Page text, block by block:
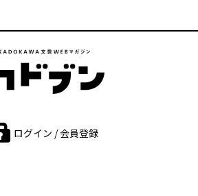
ログイン / 会員登録